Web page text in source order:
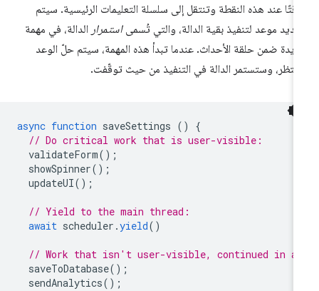
عند هذه النقطة وتنتقل إلى سلسلة التعليمات الرئيسية. سيتم
موعد لتنفيذ بقية الدالة، والتي تُسمىاستمرارالدالة، في مهمة
ضمن حلقة الأحداث. عندما تبدأ هذه المهمة، سيتم حلّ الوعد
وستستمر الدالة في التنفيذ من حيث توقّفت.
async function saveSettings ()
// Do critical work that is user-visible:
validateForm
showSpinner
updateUI
// Yield to the main thread:
await scheduler.yield
// Work that isn't user-visible, continued in a
saveToDatabase
sendAnalytics